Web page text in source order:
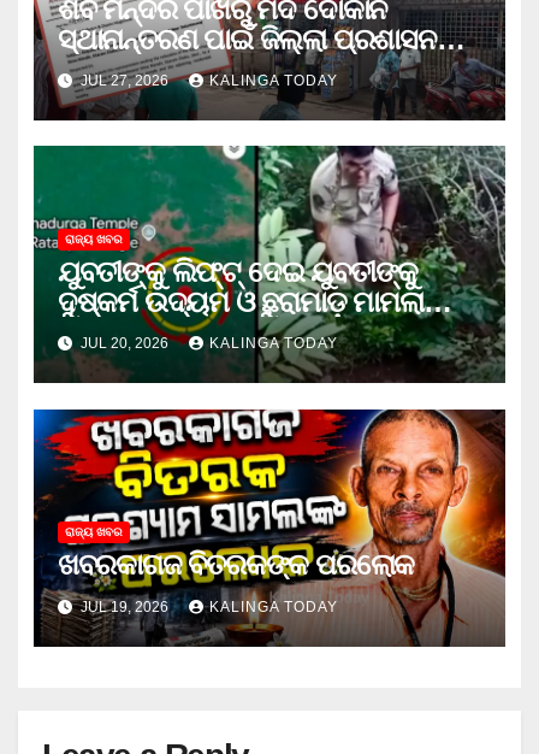
ଶିବ ମନ୍ଦିର ପାଖରୁ ମଦ ଦୋକାନ
ସ୍ଥାନାନ୍ତରଣ ପାଇଁ ଜିଲ୍ଲା ପ୍ରଶାସନକୁ
ଦାବି କଲେ ଅନିଲ
JUL 27, 2026 KALINGA TODAY
ରାଜ୍ୟ ଖବର
ଯୁବତୀଙ୍କୁ ଲିଫ୍‌ଟ୍‌ ଦେଇ ଯୁବତୀଙ୍କୁ
ଦୁଷ୍କର୍ମ ଉଦ୍ୟମ ଓ ଛୁରାମାଡ଼ ମାମଲାରେ
ଜେଲ ଗଲା ଅଭିଯୁକ୍ତ
JUL 20, 2026 KALINGA TODAY
ରାଜ୍ୟ ଖବର
ଖବରକାଗଜ ବିତରକଙ୍କ ପରଲୋକ
JUL 19, 2026 KALINGA TODAY